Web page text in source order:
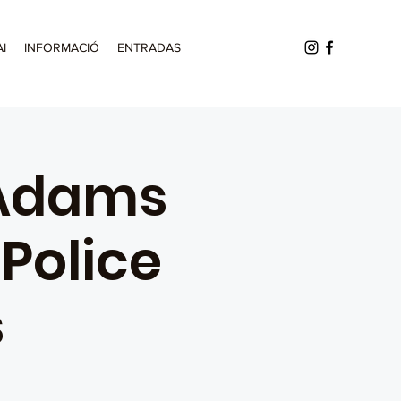
INFORMACIÓ ENTRADAS